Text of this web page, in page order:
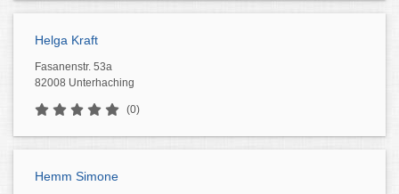
Helga Kraft
Fasanenstr. 53a
82008 Unterhaching
(0)
Hemm Simone